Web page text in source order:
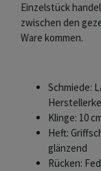
Einzelstück
zwischen den
Ware kommen.
Schmiede:
Klinge: 10
Heft:
glänzend
Rücken: